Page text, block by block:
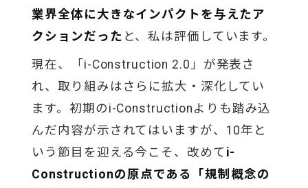
業界全体に大きなインパクトを与えたア
クションだった と、私は評価しています。
現在、「i-Construction 2.0」が発表さ
れ、取り組みはさらに拡大・深化してい
ます。初期のi-Constructionよりも踏み込
んだ内容が示されてはいますが、10年と
いう節目を迎える今こそ、改めて i-
Constructionの原点である「規制概念の